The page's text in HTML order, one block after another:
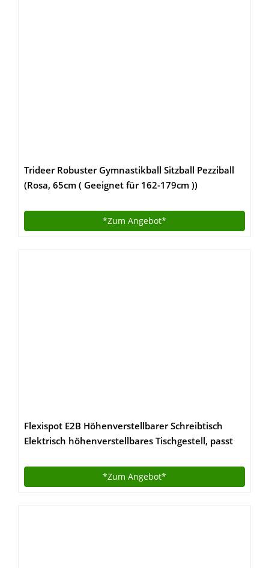
Trideer Robuster Gymnastikball Sitzball Pezziball
(Rosa, 65cm ( Geeignet für 162-179cm ))
*Zum Angebot*
Flexispot E2B Höhenverstellbarer Schreibtisch
Elektrisch höhenverstellbares Tischgestell, passt
Steuerung und Softstart/-Stop. (Tischgestell-2 Fach
Schwarz)
*Zum Angebot*